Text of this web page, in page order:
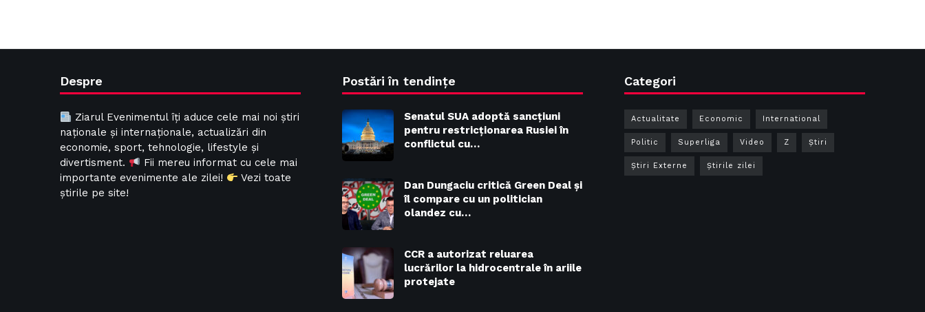
Despre
Ziarul Evenimentul îți aduce cele mai noi știri
naționale și internaționale, actualizări din
economie, sport, tehnologie, lifestyle și
divertisment.
Fii mereu informat cu cele mai
importante evenimente ale zilei!
Vezi toate
știrile pe site!
Postări în tendințe
Senatul SUA adoptă sancțiuni
pentru restricționarea Rusiei în
conflictul cu…
Dan Dungaciu critică Green Deal și
îl compare cu un politician
olandez cu…
CCR a autorizat reluarea
lucrărilor la hidrocentrale în ariile
protejate
Categori
Actualitate Economic International
Politic Superliga Video Z Ştiri
Știri Externe Știrile zilei